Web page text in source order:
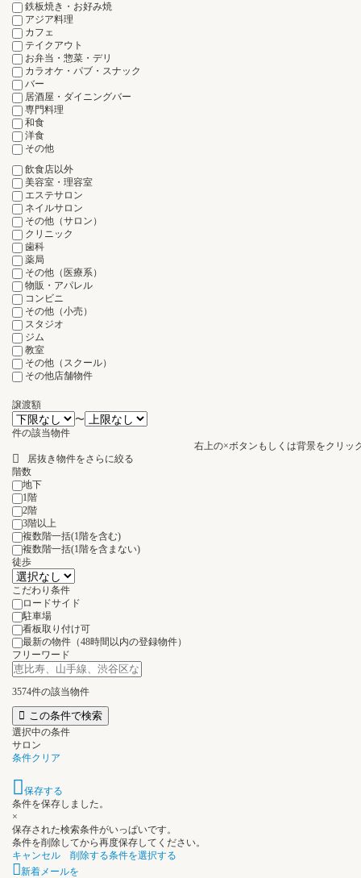
鉄板焼き・お好み焼
アジア料理
カフェ
テイクアウト
お弁当・惣菜・デリ
カラオケ・パブ・スナック
バー
居酒屋・ダイニングバー
専門料理
和食
洋食
その他
飲食店以外
美容室・理容室
エステサロン
ネイルサロン
その他（サロン）
クリニック
歯科
薬局
その他（医療系）
物販・アパレル
コンビニ
その他（小売）
スタジオ
ジム
教室
その他（スクール）
その他店舗物件
譲渡額
〜
件の該当物件
右上の×ボタンもしくは背景をクリッ
居抜き物件をさらに絞る
階数
地下
1階
2階
3階以上
複数階一括(1階を含む)
複数階一括(1階を含まない)
徒歩
こだわり条件
ロードサイド
駐車場
看板取り付け可
最新の物件（48時間以内の登録物件）
フリーワード
3574件の該当物件
この条件で検索
選択中の条件
サロン
条件クリア
保存する
条件を保存しました。
×
保存された検索条件がいっぱいです。
条件を削除してから再度保存してください。
キャンセル
削除する条件を選択する
新着メールを